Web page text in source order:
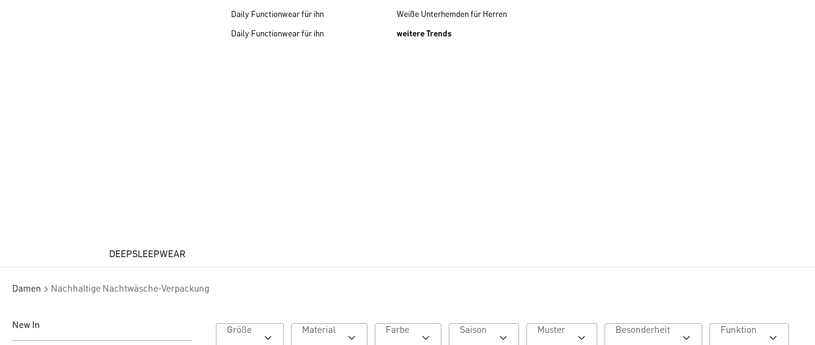
Daily Functionwear für ihn
Daily Functionwear für ihn
Weiße Unterhemden für Herren
weitere Trends
DEEPSLEEPWEAR
Damen Nachhaltige Nachtwäsche-Verpackung
New In Größe Material Farbe Muster Besonderheit